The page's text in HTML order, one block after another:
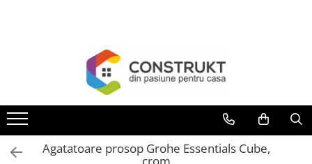
Termoseminee, seminee si sobe
Cazane pe combustibil solid
Cazane pe combustibil gazos/lichid
Agatatoare prosop Grohe Essentials Cube,
crom